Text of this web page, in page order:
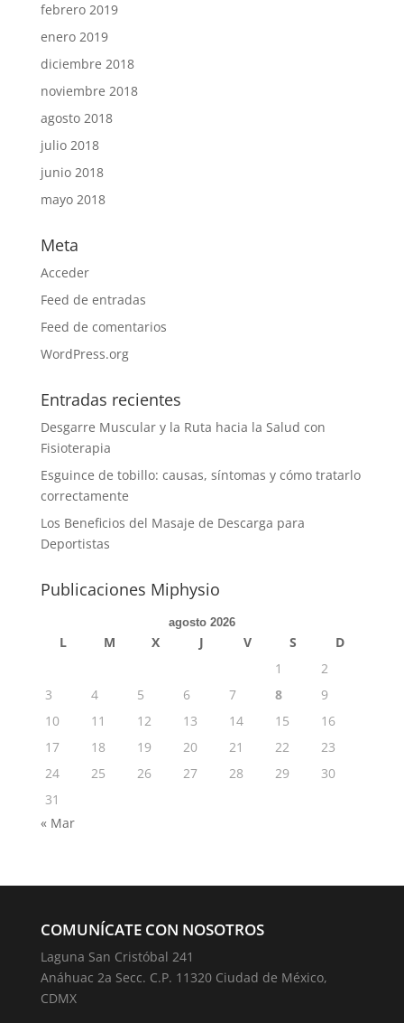
febrero 2019
enero 2019
diciembre 2018
noviembre 2018
agosto 2018
julio 2018
junio 2018
mayo 2018
Meta
Acceder
Feed de entradas
Feed de comentarios
WordPress.org
Entradas recientes
Desgarre Muscular y la Ruta hacia la Salud con
Fisioterapia
Esguince de tobillo: causas, síntomas y cómo tratarlo
correctamente
Los Beneficios del Masaje de Descarga para
Deportistas
Publicaciones Miphysio
agosto 2026
L M X J V S
D
1
2
3
4 5 6 7 8
9
10
11 12 13 14 15
16
17
18 19 20 21 22
23
24
25 26 27 28 29
30
31
« Mar
COMUNÍCATE CON NOSOTROS
Laguna San Cristóbal 241
Anáhuac 2a Secc. C.P. 11320 Ciudad de México,
CDMX